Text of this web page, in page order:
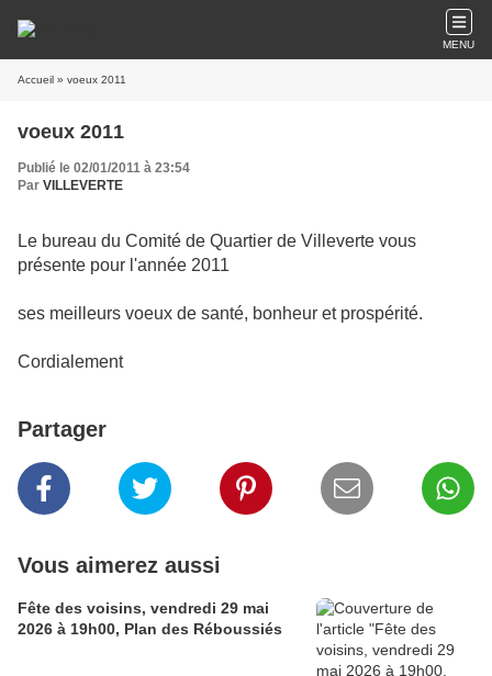
MENU
Accueil » voeux 2011
voeux 2011
Publié le 02/01/2011 à 23:54
Par VILLEVERTE
Le bureau du Comité de Quartier de Villeverte vous
présente pour l'année 2011
ses meilleurs voeux de santé, bonheur et prospérité.
Cordialement
Partager
Vous aimerez aussi
Fête des voisins, vendredi 29 mai
2026 à 19h00, Plan des Réboussiés